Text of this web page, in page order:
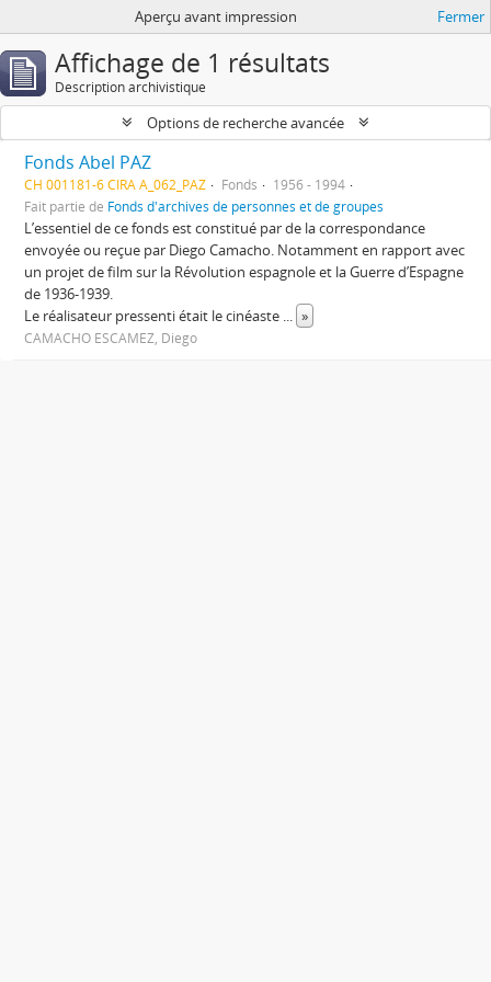
Aperçu avant impression Fermer
Affichage de 1 résultats
Description archivistique
Options de recherche avancée
Fonds Abel PAZ
CH 001181-6 CIRA A_062_PAZ Fonds
1956 - 1994
Fait partie de Fonds d'archives de personnes et de groupes
L’essentiel de ce fonds est constitué par de la correspondance
envoyée ou reçue par Diego Camacho. Notamment en rapport avec
un projet de film sur la Révolution espagnole et la Guerre d’Espagne
de 1936-1939.
Le réalisateur pressenti était le cinéaste ... »
CAMACHO ESCAMEZ, Diego